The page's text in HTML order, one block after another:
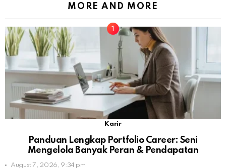
MORE AND MORE
Karir
Panduan Lengkap Portfolio Career: Seni
Mengelola Banyak Peran & Pendapatan
August 7, 2026, 9:34 pm